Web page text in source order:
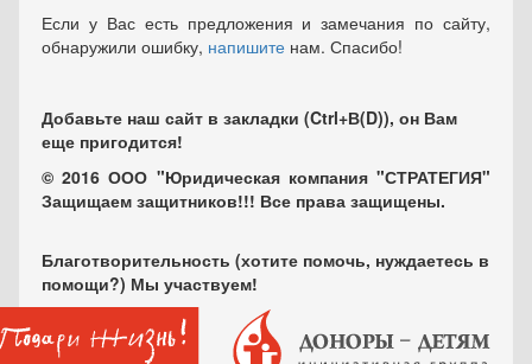
Если у Вас есть предложения и замечания по сайту,
обнаружили ошибку, напишите нам. Спасибо!
Добавьте наш сайт в закладки (Ctrl+В(D)), он Вам
еще пригодится!
© 2016 ООО "Юридическая компания "СТРАТЕГИЯ"
Защищаем защитников!!! Все права защищены.
Благотворительность (хотите помочь, нуждаетесь в
помощи?) Мы участвуем!